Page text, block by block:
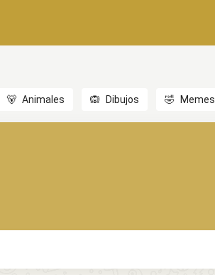
🐻 Animales 🙉 Dibujos 🤣 Memes